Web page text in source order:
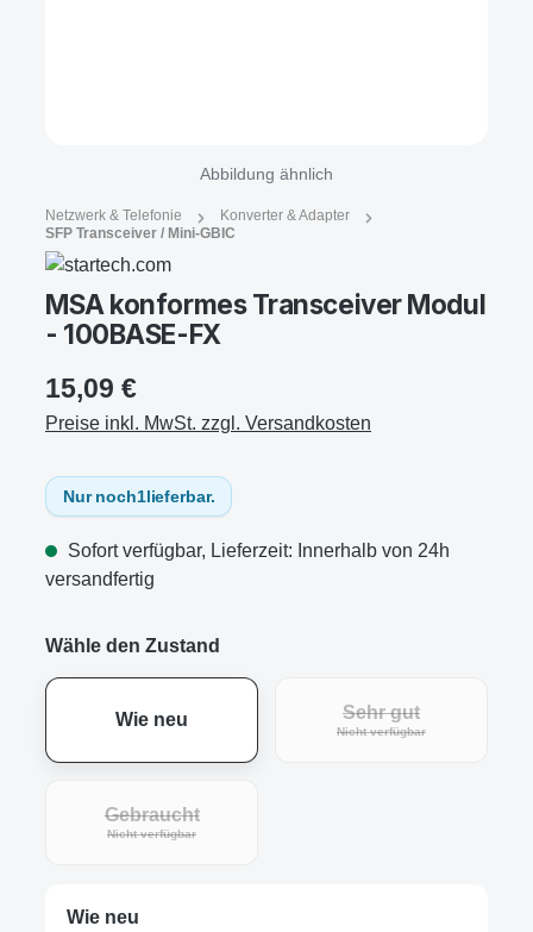
Abbildung ähnlich
Netzwerk & Telefonie
Konverter & Adapter
SFP Transceiver / Mini-GBIC
MSA konformes Transceiver Modul
- 100BASE-FX
15,09 €
Preise inkl. MwSt. zzgl. Versandkosten
Nur noch1lieferbar.
Sofort verfügbar, Lieferzeit: Innerhalb von 24h
versandfertig
Wähle den Zustand
Wie neu Sehr gut
Nicht verfügbar
Gebraucht
Nicht verfügbar
Wie neu